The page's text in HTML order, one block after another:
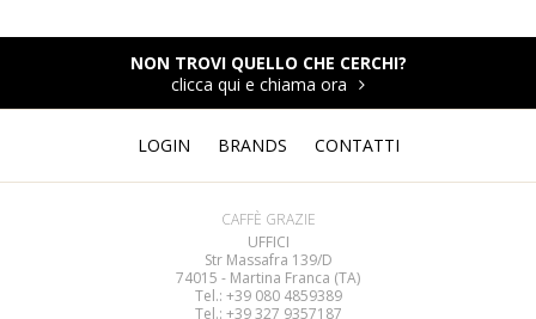
NON TROVI QUELLO CHE CERCHI?
clicca qui e chiama ora
LOGIN BRANDS CONTATTI
CAFFÈ GRAZIE
UFFICI
Str Massafra 139/D
74015 - Martina Franca (TA)
Tel.: +39 0804859389
Tel.: +39 327 9357187